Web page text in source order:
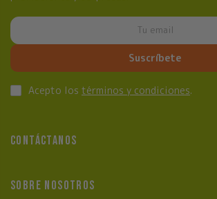
Suscríbete
Acepto los términos y condiciones.
CONTÁCTANOS
SOBRE NOSOTROS